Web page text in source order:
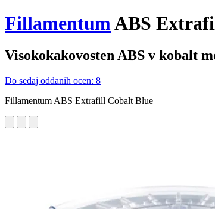
FillamentumABS
Visokokakovosten ABS v kobalt
Do sedaj oddanih ocen: 8
Fillamentum ABS Extrafill Cobalt Blue